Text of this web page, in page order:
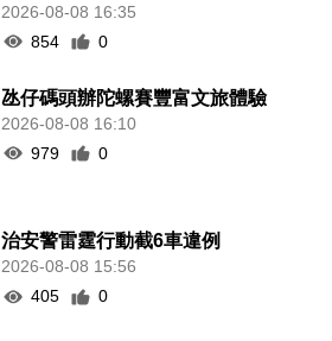
2026-08-08 16:35
854
0
氹仔碼頭辦陀螺賽豐富文旅體驗
2026-08-08 16:10
979
0
治安警雷霆行動截6車違例
2026-08-08 15:56
405
0